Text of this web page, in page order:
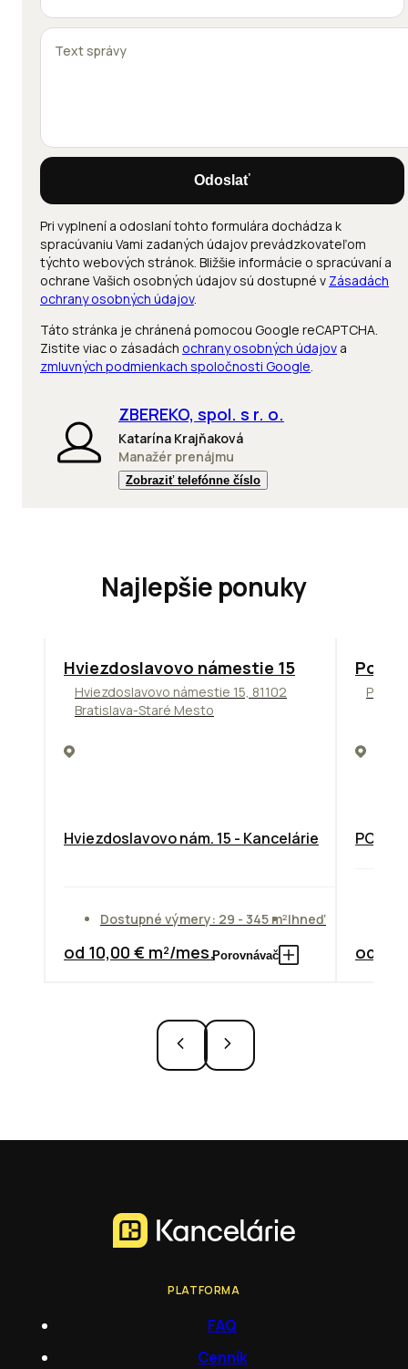
Odoslať
Pri vyplnení a odoslaní tohto formulára dochádza k
spracúvaniu Vami zadaných údajov prevádzkovateľom
týchto webových stránok. Bližšie informácie o spracúvaní a
ochrane Vašich osobných údajov sú dostupné v Zásadách
ochrany osobných údajov.
Táto stránka je chránená pomocou Google reCAPTCHA.
Zistite viac o zásadách ochrany osobných údajov a
zmluvných podmienkach spoločnosti Google.
ZBEREKO, spol. s r. o.
Katarína Krajňaková
Manažér prenájmu
Zobraziť telefónne číslo
Najlepšie ponuky
ODPORÚČAME
Hviezdoslavovo námestie 15
Hviezdoslavovo námestie 15, 81102
Bratislava-Staré Mesto
Hviezdoslavovo nám. 15 - Kancelárie
Dostupné výmery: 29 - 345 m²Ihneď
od 10,00 € m²/mes.Porovnávač od
PLATFORMA
FAQ
Cenník